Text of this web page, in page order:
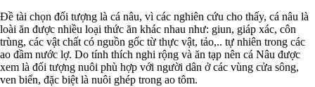
Đề tài chọn đối tượng là cá nâu, vì các nghiên cứu cho thấy, cá nâu là
loài ăn được nhiều loại thức ăn khác nhau như: giun, giáp xác, côn
trùng, các vật chất có nguồn gốc từ thực vật, tảo,.. tự nhiên trong các
ao đầm nước lợ. Do tính thích nghi rộng và ăn tạp nên cá Nâu được
xem là đối tượng nuôi phù hợp với người dân ở các vùng cửa sông,
ven biển, đặc biệt là nuôi ghép trong ao tôm.